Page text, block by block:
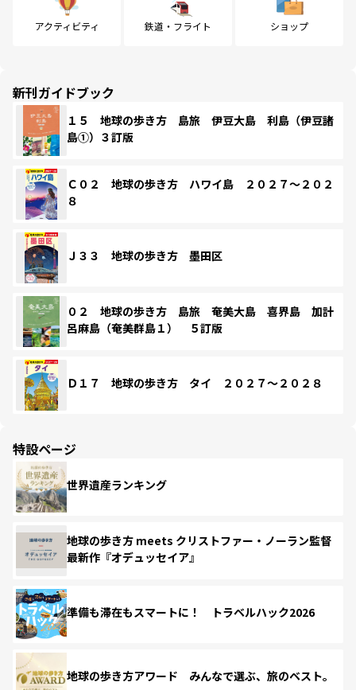
アクティビティ 鉄道・フライト ショップ
新刊ガイドブック
１５ 地球の歩き方 島旅 伊豆大島 利島（伊豆諸
島①）３訂版
Ｃ０２ 地球の歩き方 ハワイ島 ２０２７～２０２
８
Ｊ３３ 地球の歩き方 墨田区
０２ 地球の歩き方 島旅 奄美大島 喜界島 加計
呂麻島（奄美群島１） ５訂版
Ｄ１７ 地球の歩き方 タイ ２０２７～２０２８
特設ページ
世界遺産ランキング
地球の歩き方 meets クリストファー・ノーラン監督
最新作『オデュッセイア』
準備も滞在もスマートに！ トラベルハック2026
地球の歩き方アワード みんなで選ぶ、旅のベスト。